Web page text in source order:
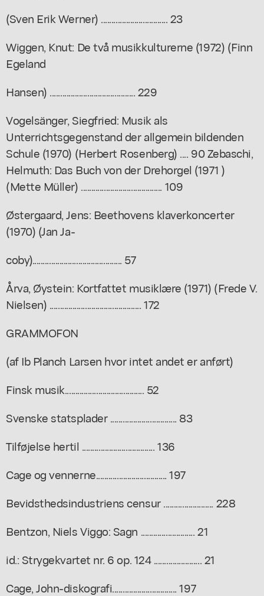
(Sven Erik Werner) ................................ 23
Wiggen, Knut: De två musikkulturerne (1972) (Finn
Egeland
Hansen) ......................................... 229
Vogelsänger, Siegfried: Musik als
Unterrichtsgegenstand der allgemein bildenden
Schule (1970) (Herbert Rosenberg) .... 90 Zebaschi,
Helmuth: Das Buch von der Drehorgel (1971 )
(Mette Müller) ....................................... 109
Østergaard, Jens: Beethovens klaverkoncerter
(1970) (Jan Ja-
coby)........................................... 57
Årva, Øystein: Kortfattet musiklære (1971) (Frede V.
Nielsen) ............................................ 172
GRAMMOFON
(af Ib Planch Larsen hvor intet andet er anført)
Finsk musik...................................... 52
Svenske statsplader ................................ 83
Tilføjelse hertil ................................... 136
Cage og vennerne.................................. 197
Bevidsthedsindustriens censur ........................ 228
Bentzon, Niels Viggo: Sagn .......................... 21
id.: Strygekvartet nr. 6 op. 124 ....................... 21
Cage, John-diskografi............................... 197